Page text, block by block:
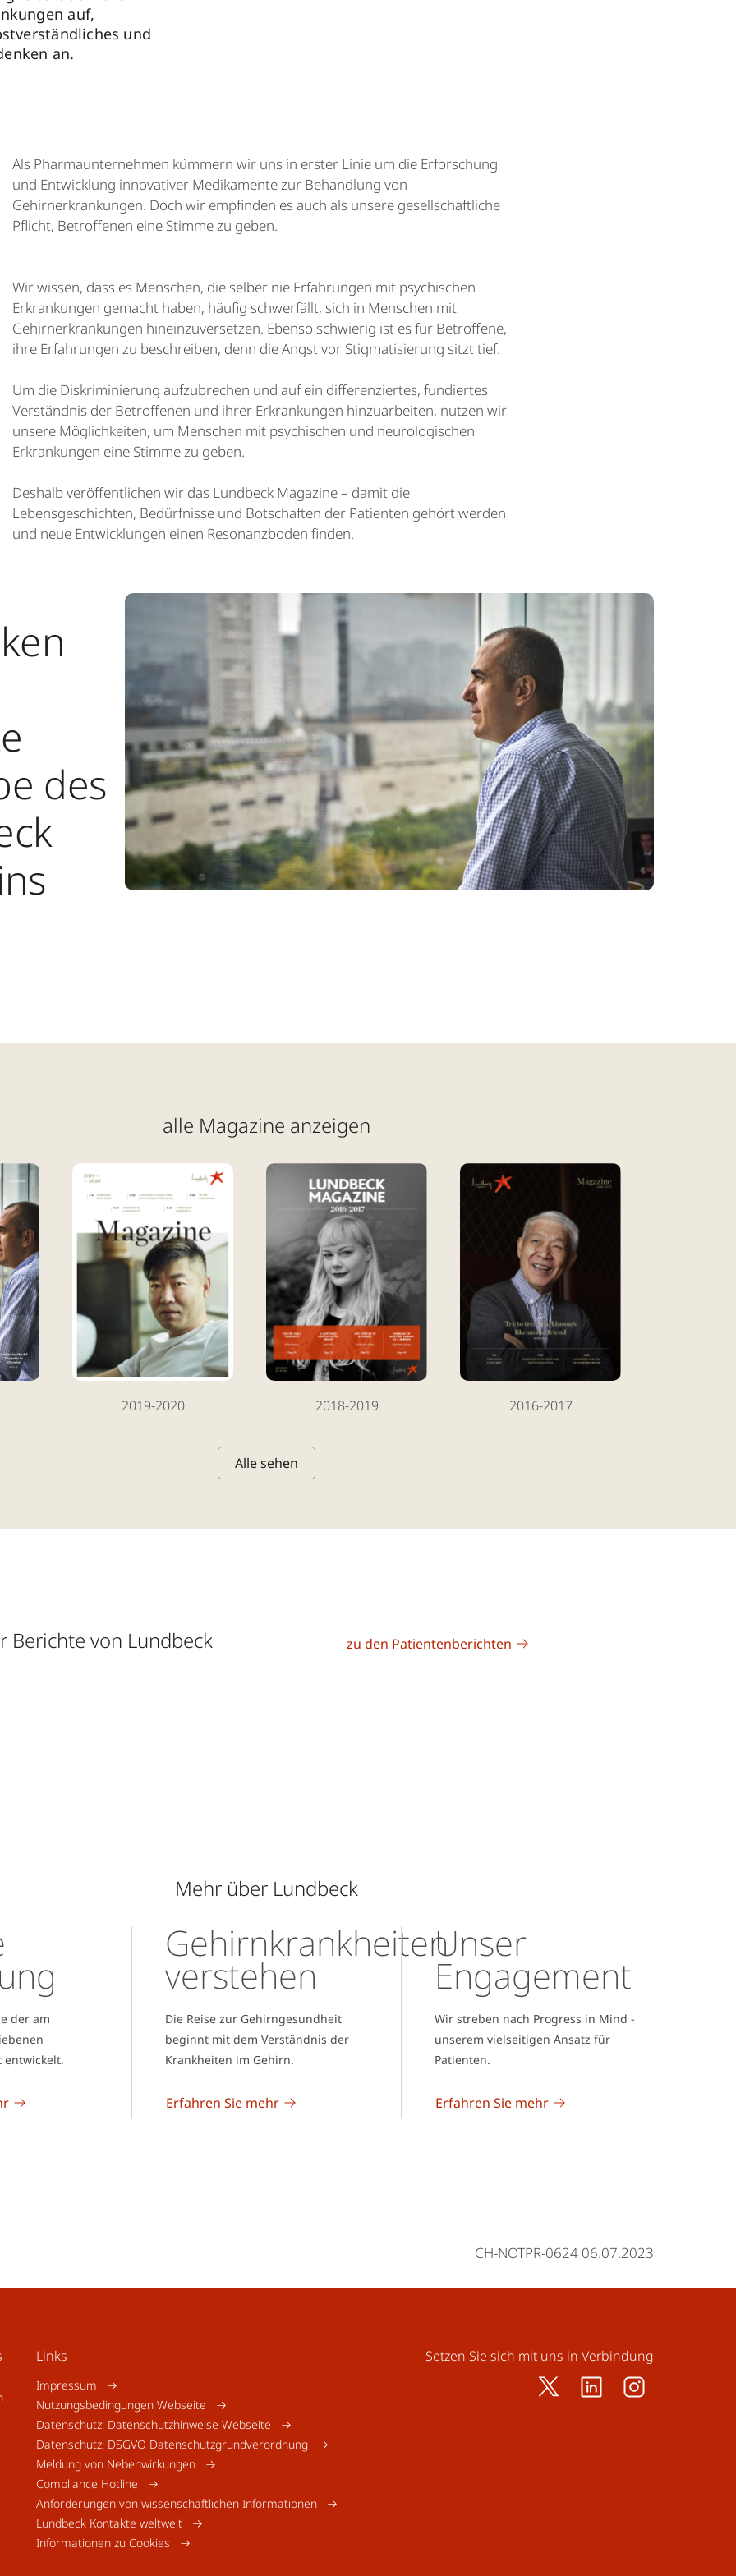
auf,
und
an.
Als Pharmaunternehmen kümmern wir uns in erster Linie um die Erforschung
und Entwicklung innovativer Medikamente zur Behandlung von
Gehirnerkrankungen. Doch wir empfinden es auch als unsere gesellschaftliche
Pflicht, Betroffenen eine Stimme zu geben.
Wir wissen, dass es Menschen, die selber nie Erfahrungen mit psychischen
Erkrankungen gemacht haben, häufig schwerfällt, sich in Menschen mit
Gehirnerkrankungen hineinzuversetzen. Ebenso schwierig ist es für Betroffene,
ihre Erfahrungen zu beschreiben, denn die Angst vor Stigmatisierung sitzt tief.
Um die Diskriminierung aufzubrechen und auf ein differenziertes, fundiertes
Verständnis der Betroffenen und ihrer Erkrankungen hinzuarbeiten, nutzen wir
unsere Möglichkeiten, um Menschen mit psychischen und neurologischen
Erkrankungen eine Stimme zu geben.
Deshalb veröffentlichen wir das Lundbeck Magazine – damit die
Lebensgeschichten, Bedürfnisse und Botschaften der Patienten gehört werden
und neue Entwicklungen einen Resonanzboden finden.
des
alle Magazine anzeigen
2019-2020 2018-2019 2016-2017
Alle sehen
Berichte von Lundbeck zu den Patientenberichten
Mehr über Lundbeck
der am
entwickelt.
Gehirnkrankheiten
verstehen
Die Reise zur Gehirngesundheit
beginnt mit dem Verständnis der
Krankheiten im Gehirn.
Erfahren Sie mehr
Unser
Engagement
Wir streben nach Progress in Mind -
unserem vielseitigen Ansatz für
Patienten.
Erfahren Sie mehr
CH-NOTPR-0624 06.07.2023
Links
Impressum
Nutzungsbedingungen Webseite
Datenschutz: Datenschutzhinweise Webseite
Datenschutz: DSGVO Datenschutzgrundverordnung
Meldung von Nebenwirkungen
Compliance Hotline
Anforderungen von wissenschaftlichen Informationen
Lundbeck Kontakte weltweit
Informationen zu Cookies
Setzen Sie sich mit uns in Verbindung